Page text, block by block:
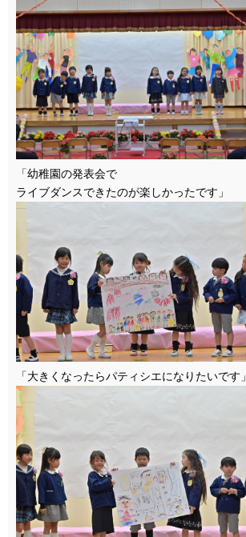
「幼稚園の発表会で
ライブダンスできたのが楽しかったです」
「大きくなったらパティシエになりたいです」